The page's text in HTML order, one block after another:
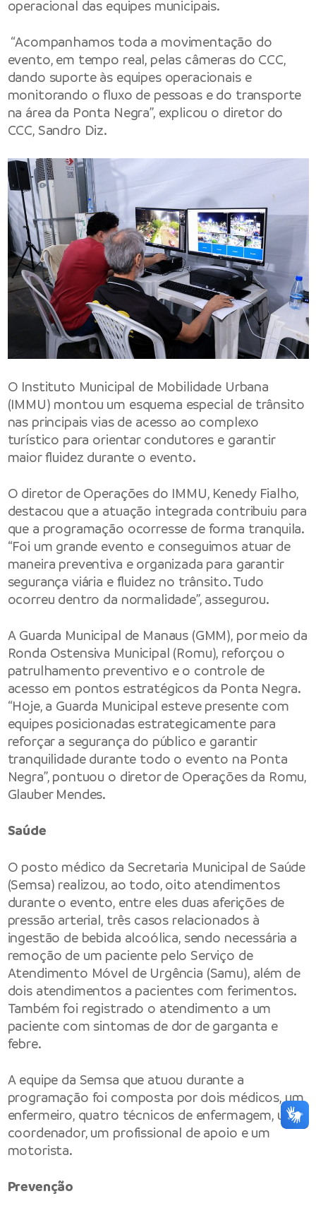
operacional das equipes municipais.
“Acompanhamos toda a movimentação do
evento, em tempo real, pelas câmeras do CCC,
dando suporte às equipes operacionais e
monitorando o fluxo de pessoas e do transporte
na área da Ponta Negra”, explicou o diretor do
CCC, Sandro Diz.
O Instituto Municipal de Mobilidade Urbana
(IMMU) montou um esquema especial de trânsito
nas principais vias de acesso ao complexo
turístico para orientar condutores e garantir
maior fluidez durante o evento.
O diretor de Operações do IMMU, Kenedy Fialho,
destacou que a atuação integrada contribuiu para
que a programação ocorresse de forma tranquila.
“Foi um grande evento e conseguimos atuar de
maneira preventiva e organizada para garantir
segurança viária e fluidez no trânsito. Tudo
ocorreu dentro da normalidade”, assegurou.
A Guarda Municipal de Manaus (GMM), por meio da
Ronda Ostensiva Municipal (Romu), reforçou o
patrulhamento preventivo e o controle de
acesso em pontos estratégicos da Ponta Negra.
“Hoje, a Guarda Municipal esteve presente com
equipes posicionadas estrategicamente para
reforçar a segurança do público e garantir
tranquilidade durante todo o evento na Ponta
Negra”, pontuou o diretor de Operações da Romu,
Glauber Mendes.
Saúde
O posto médico da Secretaria Municipal de Saúde
(Semsa) realizou, ao todo, oito atendimentos
durante o evento, entre eles duas aferições de
pressão arterial, três casos relacionados à
ingestão de bebida alcoólica, sendo necessária a
remoção de um paciente pelo Serviço de
Atendimento Móvel de Urgência (Samu), além de
dois atendimentos a pacientes com ferimentos.
Também foi registrado o atendimento a um
paciente com sintomas de dor de garganta e
febre.
A equipe da Semsa que atuou durante a
programação foi composta por dois médicos, um
enfermeiro, quatro técnicos de enfermagem, um
coordenador, um profissional de apoio e um
motorista.
Prevenção